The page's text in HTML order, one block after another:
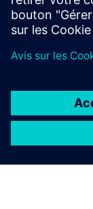
En savoir plus